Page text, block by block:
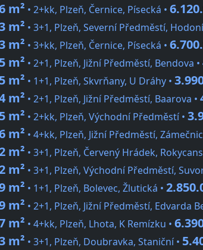
m² • 2+kk, Plzeň, Černice, Písecká •
m² • 3+1, Plzeň, Severní Předměstí,
m² • 3+kk, Plzeň, Černice, Písecká •
m² • 2+1, Plzeň, Jižní Předměstí, Bendova •
m² • 1+1, Plzeň, Skvrňany, U Dráhy •
m² • 2+1, Plzeň, Jižní Předměstí, Baarova •
m² • 2+kk, Plzeň, Východní Předměstí •
m² • 4+kk, Plzeň, Jižní Předměstí,
m² • 3+1, Plzeň, Červený Hrádek,
m² • 3+1, Plzeň, Východní Předměstí,
m² • 1+1, Plzeň, Bolevec, Žlutická •
m² • 2+1, Plzeň, Jižní Předměstí, Edvarda
m² • 4+kk, Plzeň, Lhota, K Remízku •
m² • 3+1, Plzeň, Doubravka, Staniční •